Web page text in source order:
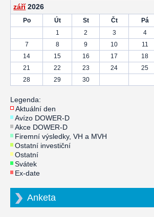
září 2026
Po Út St Čt Pá
1
2 3 4
7
8 9 10 11
14
15 16 17 18
21
22 23 24 25
28
29 30
Legenda:
Aktuální den
Avízo DOWER-D
Akce DOWER-D
Firemní výsledky, VH a MVH
Ostatní investiční
Ostatní
Svátek
Ex-date
Anketa